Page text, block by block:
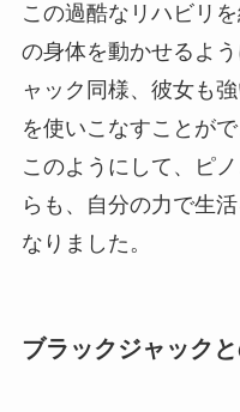
この過酷なリハビリ
の身体を動かせるよ
ャック同様、彼女も
を使いこなすことが
このようにして、ピ
らも、自分の力で生
なりました。
ブラックジャック